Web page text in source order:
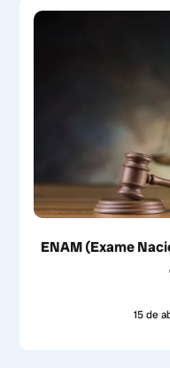
ENAM (Exame
15 de